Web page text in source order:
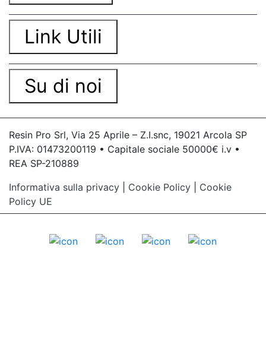
Link Utili
Su di noi
Resin Pro Srl, Via 25 Aprile – Z.I.snc, 19021 Arcola SP
P.IVA: 01473200119 • Capitale sociale 50000€ i.v •
REA SP-210889
Informativa sulla privacy
Cookie Policy
Cookie
Policy UE